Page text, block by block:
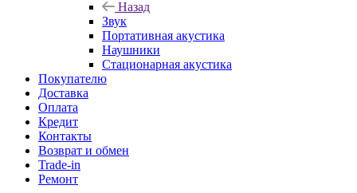
Назад
Звук
Портативная акустика
Наушники
Стационарная акустика
Покупателю
Доставка
Оплата
Кредит
Контакты
Возврат и обмен
Trade-in
Ремонт